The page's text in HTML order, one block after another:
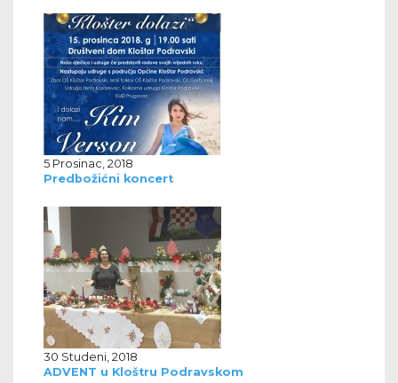
5 Prosinac, 2018
Predbožićni koncert
30 Studeni, 2018
ADVENT u Kloštru Podravskom